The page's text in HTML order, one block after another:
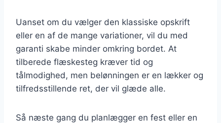
Uanset om du vælger den klassiske opskrift
eller en af de mange variationer, vil du med
garanti skabe minder omkring bordet. At
tilberede flæskesteg kræver tid og
tålmodighed, men belønningen er en lækker og
tilfredsstillende ret, der vil glæde alle.
Så næste gang du planlægger en fest eller en